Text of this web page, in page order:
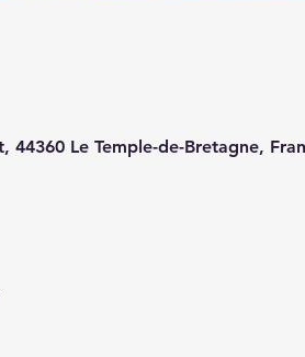
Le Temple-de-Bretagne,